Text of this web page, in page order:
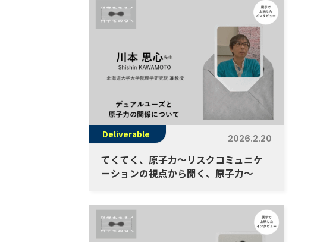
Deliverable 2026.2.20
てくてく、原子力～リスクコミュニケ
ーションの視点から聞く、原子力～